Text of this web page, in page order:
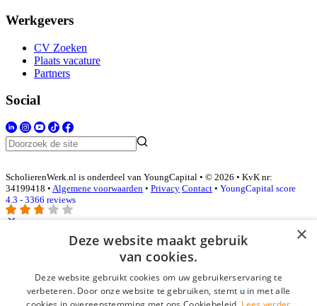
Werkgevers
CV Zoeken
Plaats vacature
Partners
Social
ScholierenWerk.nl is onderdeel van YoungCapital • © 2026 • KvK nr:
34199418 • Algemene voorwaarden • Privacy Contact • YoungCapital score
4.3 - 3366 reviews
Inloggen als bedrijf
E-mail*
×
Deze website maakt gebruik
van cookies.
Deze website gebruikt cookies om uw gebruikerservaring te
verbeteren. Door onze website te gebruiken, stemt u in met alle